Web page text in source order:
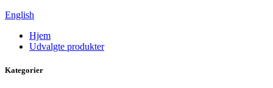
English
Hjem
Udvalgte produkter
Kategorier